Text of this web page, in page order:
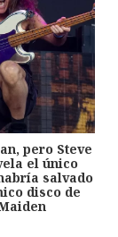
pero Steve
el único
salvado
disco de